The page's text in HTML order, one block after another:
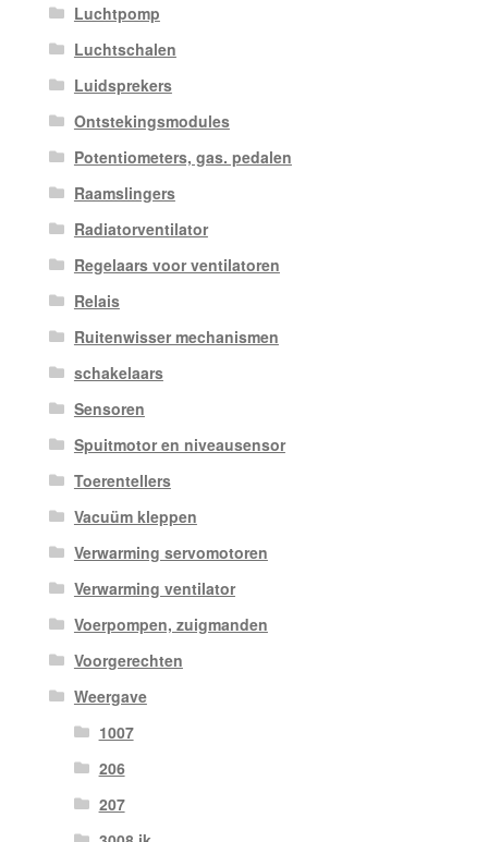
Luchtpomp
Luchtschalen
Luidsprekers
Ontstekingsmodules
Potentiometers, gas. pedalen
Raamslingers
Radiatorventilator
Regelaars voor ventilatoren
Relais
Ruitenwisser mechanismen
schakelaars
Sensoren
Spuitmotor en niveausensor
Toerentellers
Vacuüm kleppen
Verwarming servomotoren
Verwarming ventilator
Voerpompen, zuigmanden
Voorgerechten
Weergave
1007
206
207